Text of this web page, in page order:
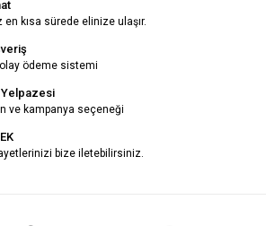
en kısa sürede elinize ulaşır.
ödeme sistemi
Yelpazesi
ve kampanya seçeneği
bize iletebilirsiniz.